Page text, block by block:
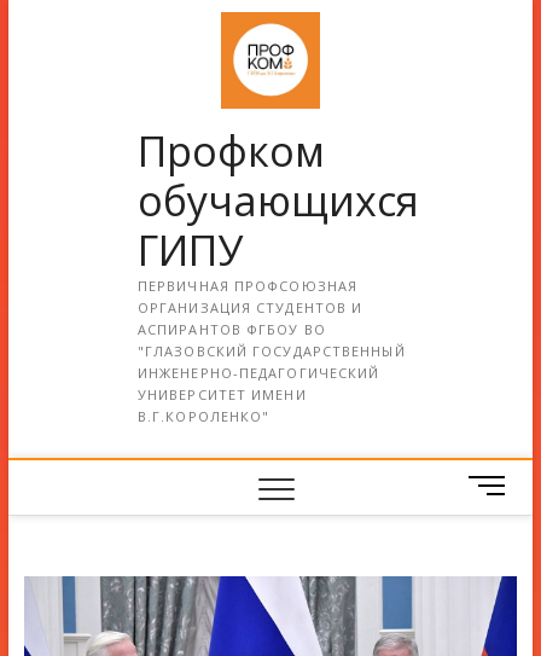
Профком
обучающихся
ГИПУ
ПЕРВИЧНАЯ ПРОФСОЮЗНАЯ
ОРГАНИЗАЦИЯ СТУДЕНТОВ И
АСПИРАНТОВ ФГБОУ ВО
"ГЛАЗОВСКИЙ ГОСУДАРСТВЕННЫЙ
ИНЖЕНЕРНО-ПЕДАГОГИЧЕСКИЙ
УНИВЕРСИТЕТ ИМЕНИ
В.Г.КОРОЛЕНКО"
М
е
о